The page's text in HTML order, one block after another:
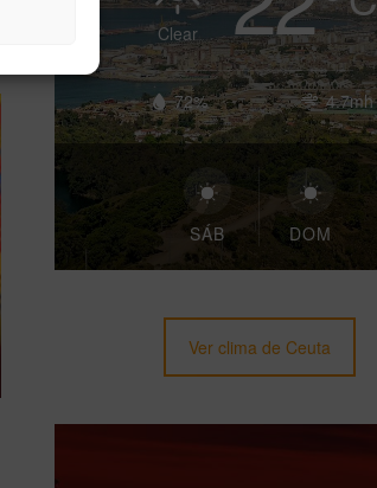
Clear
72% 4.7mh
SÁB DOM
Ver clima de Ceuta